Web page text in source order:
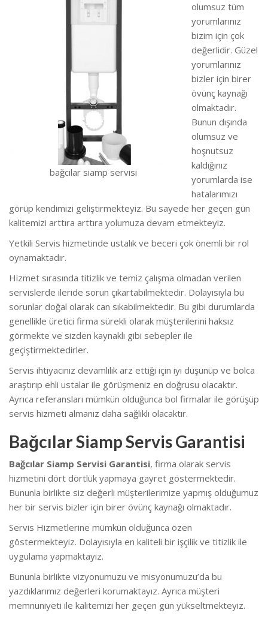
bağcılar siamp servisi
olumsuz tüm
yorumlarınız
bizim için çok
değerlidir. Güzel
yorumlarınız
bizler için birer
övünç kaynağı
olmaktadır.
Bunun dışında
olumsuz ve
hoşnutsuz
kaldığınız
yorumlarda ise
hatalarımızı
görüp kendimizi geliştirmekteyiz. Bu sayede her geçen gün
kalitemizi arttıra arttıra yolumuza devam etmekteyiz.
Yetkili Servis hizmetinde ustalık ve beceri çok önemli bir rol
oynamaktadır.
Hizmet sırasında titizlik ve temiz çalışma olmadan verilen
servislerde ileride sorun çıkartabilmektedir. Dolayısıyla bu
sorunlar doğal olarak can sıkabilmektedir. Bu gibi durumlarda
genellikle üretici firma sürekli olarak müşterilerini haksız
görmekte ve sizden kaynaklı gibi sebepler ile
geçiştirmektedirler.
Servis ihtiyacınız devamlılık arz ettiği için iyi düşünüp ve bolca
araştırıp ehli ustalar ile görüşmeniz en doğrusu olacaktır.
Ayrıca referansları mümkün olduğunca bol firmalar ile görüşüp
servis hizmeti almanız daha sağlıklı olacaktır.
Bağcılar Siamp Servis Garantisi
Bağcılar Siamp Servisi Garantisi, firma olarak servis
hizmetini dört dörtlük yapmaya gayret göstermektedir.
Bununla birlikte siz değerli müşterilerimize yapmış olduğumuz
her bir servis bizler için birer övünç kaynağı olmaktadır.
Servis Hizmetlerine mümkün olduğunca özen
göstermekteyiz. Dolayısıyla en kaliteli bir işçilik ve titizlik ile
uygulama yapmaktayız.
Bununla birlikte vizyonumuzu ve misyonumuzu’da bu
yazdıklarımız değerleri korumaktayız. Ayrıca müşteri
memnuniyeti ile kalitemizi her geçen gün yükseltmekteyiz.